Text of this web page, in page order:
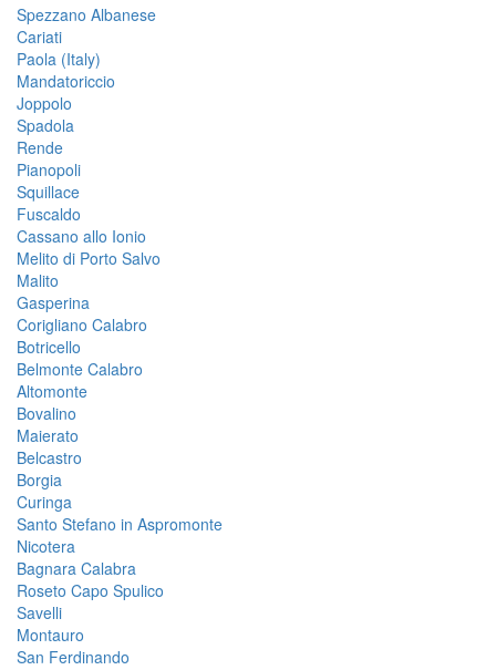
Spezzano Albanese
Cariati
Paola (Italy)
Mandatoriccio
Joppolo
Spadola
Rende
Pianopoli
Squillace
Fuscaldo
Cassano allo Ionio
Melito di Porto Salvo
Malito
Gasperina
Corigliano Calabro
Botricello
Belmonte Calabro
Altomonte
Bovalino
Maierato
Belcastro
Borgia
Curinga
Santo Stefano in Aspromonte
Nicotera
Bagnara Calabra
Roseto Capo Spulico
Savelli
Montauro
San Ferdinando